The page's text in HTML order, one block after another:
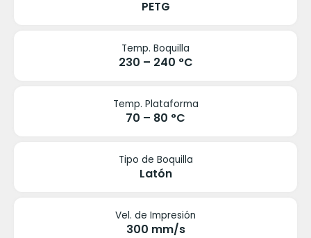
PETG
Temp. Boquilla
230 – 240 °C
Temp. Plataforma
70 – 80 °C
Tipo de Boquilla
Latón
Vel. de Impresión
300 mm/s